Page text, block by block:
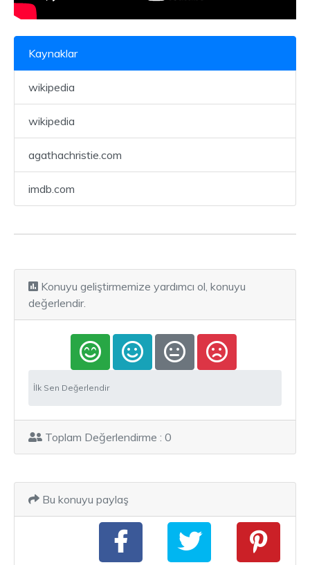
Kaynaklar
wikipedia
wikipedia
agathachristie.com
imdb.com
Konuyu geliştirmemize yardımcı ol, konuyu
değerlendir.
İlk Sen Değerlendir
Toplam Değerlendirme : 0
Bu konuyu paylaş